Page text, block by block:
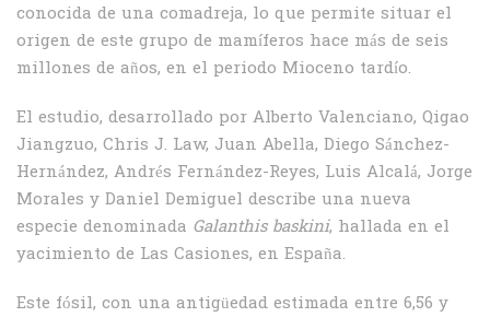
conocida de una comadreja, lo que permite situar el
origen de este grupo de mamíferos hace más de seis
millones de años, en el periodo Mioceno tardío.
El estudio, desarrollado por Alberto Valenciano, Qigao
Jiangzuo, Chris J. Law, Juan Abella, Diego Sánchez-
Hernández, Andrés Fernández-Reyes, Luis Alcalá, Jorge
Morales y Daniel Demiguel describe una nueva
especie denominada Galanthis baskini, hallada en el
yacimiento de Las Casiones, en España.
Este fósil, con una antigüedad estimada entre 6,56 y